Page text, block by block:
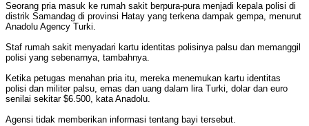
Seorang pria masuk ke rumah sakit berpura-pura menjadi kepala polisi di
distrik Samandag di provinsi Hatay yang terkena dampak gempa, menurut
Anadolu Agency Turki.
Staf rumah sakit menyadari kartu identitas polisinya palsu dan memanggil
polisi yang sebenarnya, tambahnya.
Ketika petugas menahan pria itu, mereka menemukan kartu identitas
polisi dan militer palsu, emas dan uang dalam lira Turki, dolar dan euro
senilai sekitar $6.500, kata Anadolu.
Agensi tidak memberikan informasi tentang bayi tersebut.